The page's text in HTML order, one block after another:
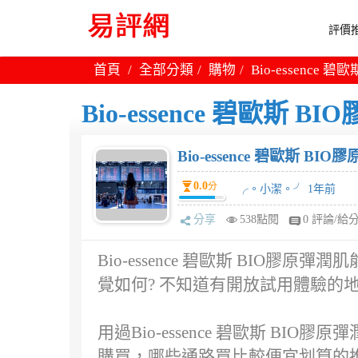
評價
首頁 全部分類 購物 Bio-essence 碧
Bio-essence 碧歐斯
Bio-essence 碧歐斯 BIO
0.0分 ╭。小潔。╯ 1年前
分享 538點閱 0 評論/給
Bio-essence 碧歐斯 BIO膠原彈潤
覺如何? 不知道有開放試用體驗的
用過Bio-essence 碧歐斯 BIO膠原